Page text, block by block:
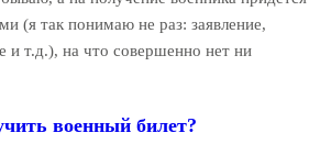
(я так понимаю не раз: заявление,
и т.д.), на что совершенно нет ни
военный билет?